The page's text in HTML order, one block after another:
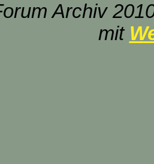
Archiv
mit